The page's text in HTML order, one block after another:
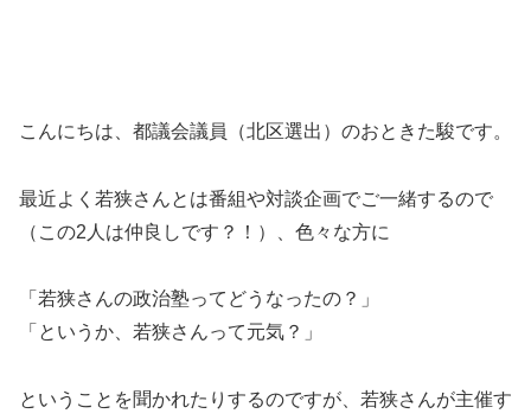
こんにちは、都議会議員（北区選出）のおときた駿です。
最近よく若狭さんとは番組や対談企画でご一緒するので
（この2人は仲良しです？！）、色々な方に
「若狭さんの政治塾ってどうなったの？」
「というか、若狭さんって元気？」
ということを聞かれたりするのですが、若狭さんが主催す